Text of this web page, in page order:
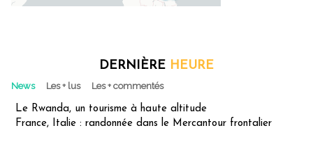
DERNIÈRE HEURE
News Les + lus Les + commentés
Le Rwanda, un tourisme à haute altitude
France, Italie : randonnée dans le Mercantour frontalier